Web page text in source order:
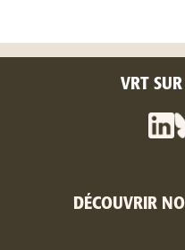
VRT SUR
DÉCOUVRIR